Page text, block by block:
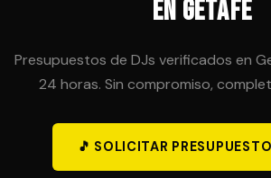
en Getafe
Presupuestos de DJs verificados en
24 horas. Sin compromiso,
🎵 SOLICITAR